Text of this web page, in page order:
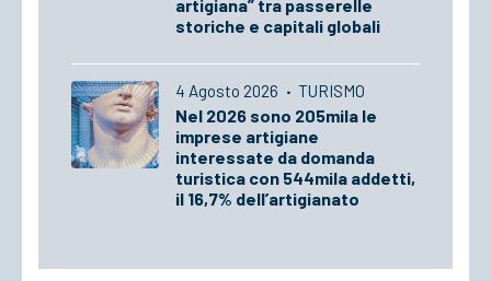
artigiana” tra passerelle
storiche e capitali globali
4 Agosto 2026 · TURISMO
Nel 2026 sono 205mila le
imprese artigiane
interessate da domanda
turistica con 544mila addetti,
il 16,7% dell’artigianato